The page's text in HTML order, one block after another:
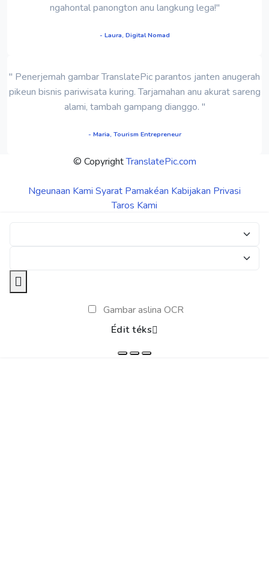
ngahontal panongton anu langkung lega!"
- Laura, Digital Nomad
" Penerjemah gambar TranslatePic parantos janten anugerah
pikeun bisnis pariwisata kuring. Tarjamahan anu akurat sareng
alami, tambah gampang dianggo. "
- Maria, Tourism Entrepreneur
© CopyrightTranslatePic.com
Ngeunaan Kami Syarat Pamakéan Kabijakan Privasi
Taros Kami
Gambar aslina OCR
Édit téks